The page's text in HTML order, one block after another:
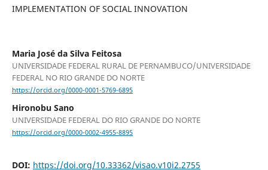
IMPLEMENTATION OF SOCIAL INNOVATION
Maria José da Silva Feitosa
UNIVERSIDADE FEDERAL RURAL DE PERNAMBUCO/UNIVERSIDADE
FEDERAL NO RIO GRANDE DO NORTE
https://orcid.org/0000-0001-5769-6895
Hironobu Sano
UNIVERSIDADE FEDERAL DO RIO GRANDE DO NORTE
https://orcid.org/0000-0002-4955-8895
DOI: https://doi.org/10.33362/visao.v10i2.2755